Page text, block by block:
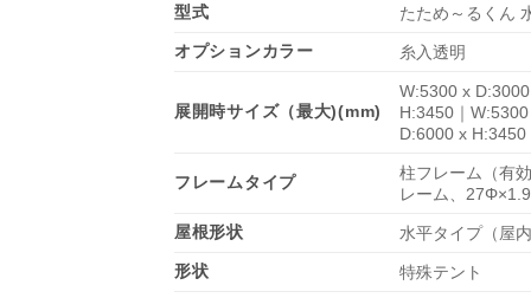
型式
たため～るくん
オプションカラー
糸入透明
展開時サイズ（最大)(mm)
W:5300 x
H:3450｜
D:6000 x H:3450
フレームタイプ
柱フレーム（有
レーム、
屋根形状
水平タイプ（屋
形状
特殊テント